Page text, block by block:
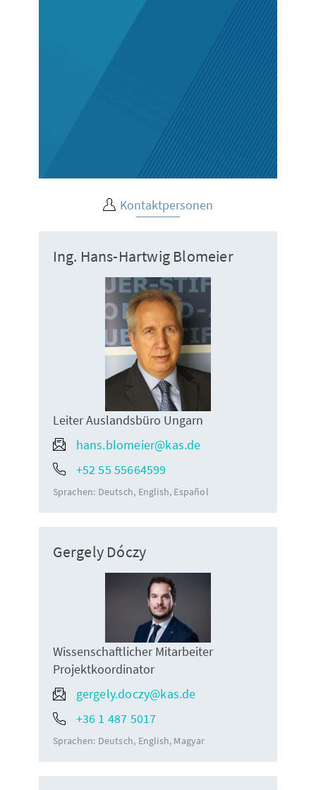
Kontaktpersonen
Ing. Hans-Hartwig Blomeier
Leiter Auslandsbüro Ungarn
hans.blomeier@kas.de
+52 55 55664599
Sprachen: Deutsch English Español
Gergely Dóczy
Wissenschaftlicher Mitarbeiter
Projektkoordinator
gergely.doczy@kas.de
+36 1 487 5017
Sprachen: Deutsch English Magyar